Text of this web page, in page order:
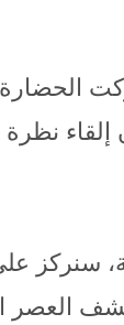
سنركز
العصر